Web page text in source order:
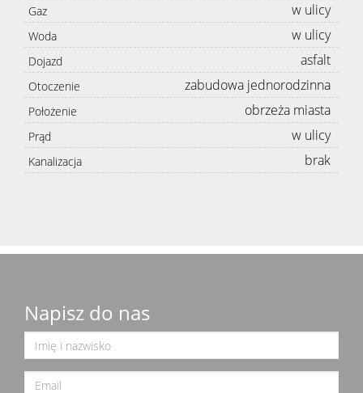
Gaz w ulicy
Woda w ulicy
Dojazd asfalt
Otoczenie zabudowa jednorodzinna
Położenie obrzeża miasta
Prąd w ulicy
Kanalizacja brak
Napisz do nas